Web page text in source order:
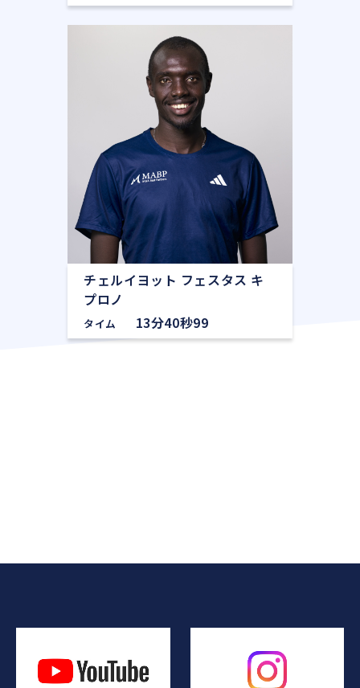
チェルイヨット フェスタス キ
プロノ
タイム 13分40秒99